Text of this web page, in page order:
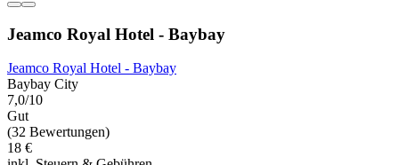
Jeamco Royal Hotel - Baybay
Jeamco Royal Hotel - Baybay
Baybay City
7,0/10
Gut
(32 Bewertungen)
18 €